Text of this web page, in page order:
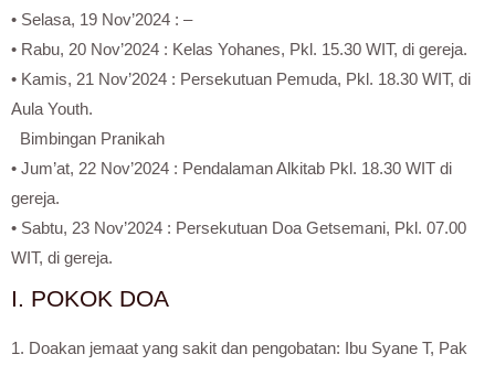
• Selasa, 19 Nov’2024 : –
• Rabu, 20 Nov’2024 : Kelas Yohanes, Pkl. 15.30 WIT, di gereja.
• Kamis, 21 Nov’2024 : Persekutuan Pemuda, Pkl. 18.30 WIT, di
Aula Youth.
Bimbingan Pranikah
• Jum’at, 22 Nov’2024 : Pendalaman Alkitab Pkl. 18.30 WIT di
gereja.
• Sabtu, 23 Nov’2024 : Persekutuan Doa Getsemani, Pkl. 07.00
WIT, di gereja.
I. POKOK DOA
1. Doakan jemaat yang sakit dan pengobatan: Ibu Syane T, Pak